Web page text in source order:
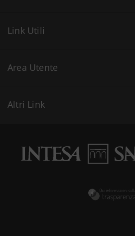
Link Utili
Area Utente
Altri Link